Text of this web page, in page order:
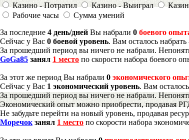
Казино - Потратил
Казино - Выиграл
Рабочие часы
Сумма умений
За последние 4 день/дней Вы набрали 0 боевого
Сейчас у Вас 0 боевой уровень. Вам осталось набрать
За прошедший период вы ничего не набрали.
GoGa85 занял 1 место по скорости набора боевого
За этот же период Вы набрали 0 экономического
Сейчас у Вас 1 экономический уровень. Вам
За прошедший период вы ничего не набрали.
Экономический опыт можно приобрести, продавая
Не забудьте перейти на новый уровень, продавая
Моречок занял 1 место по скорости набора